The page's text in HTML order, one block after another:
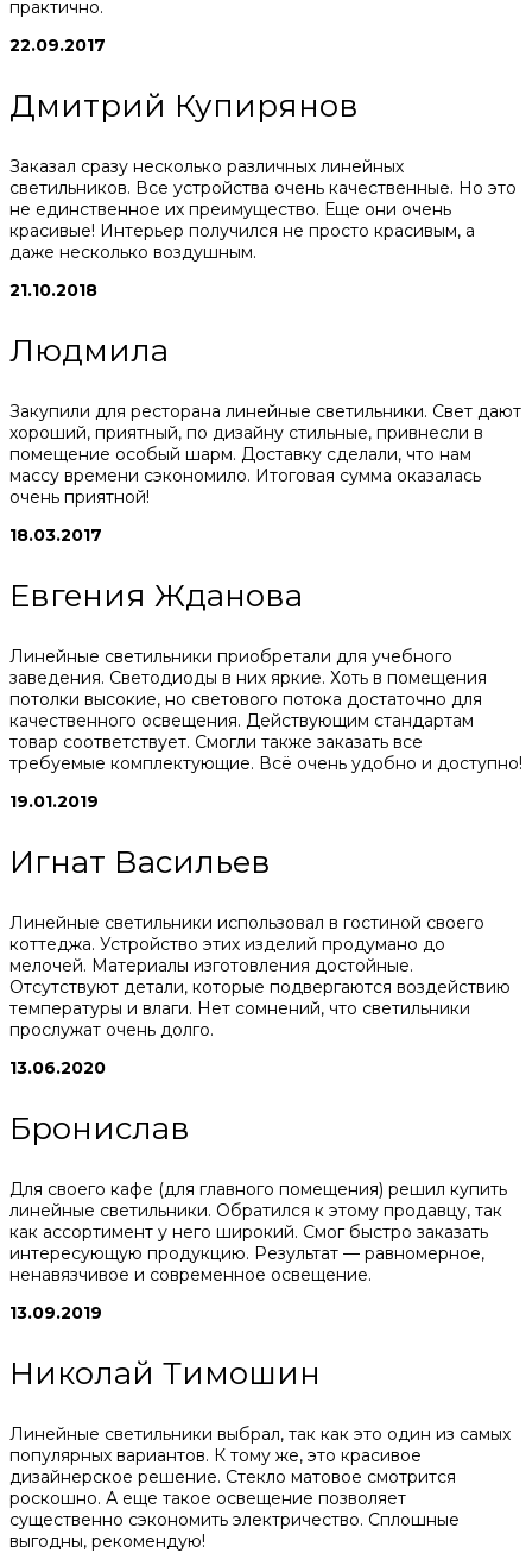
практично.
22.09.2017
Дмитрий Купирянов
Заказал сразу несколько различных линейных
светильников. Все устройства очень качественные. Но это
не единственное их преимущество. Еще они очень
красивые! Интерьер получился не просто красивым, а
даже несколько воздушным.
21.10.2018
Людмила
Закупили для ресторана линейные светильники. Свет дают
хороший, приятный, по дизайну стильные, привнесли в
помещение особый шарм. Доставку сделали, что нам
массу времени сэкономило. Итоговая сумма оказалась
очень приятной!
18.03.2017
Евгения Жданова
Линейные светильники приобретали для учебного
заведения. Светодиоды в них яркие. Хоть в помещения
потолки высокие, но светового потока достаточно для
качественного освещения. Действующим стандартам
товар соответствует. Смогли также заказать все
требуемые комплектующие. Всё очень удобно и доступно!
19.01.2019
Игнат Васильев
Линейные светильники использовал в гостиной своего
коттеджа. Устройство этих изделий продумано до
мелочей. Материалы изготовления достойные.
Отсутствуют детали, которые подвергаются воздействию
температуры и влаги. Нет сомнений, что светильники
прослужат очень долго.
13.06.2020
Бронислав
Для своего кафе (для главного помещения) решил купить
линейные светильники. Обратился к этому продавцу, так
как ассортимент у него широкий. Смог быстро заказать
интересующую продукцию. Результат — равномерное,
ненавязчивое и современное освещение.
13.09.2019
Николай Тимошин
Линейные светильники выбрал, так как это один из самых
популярных вариантов. К тому же, это красивое
дизайнерское решение. Стекло матовое смотрится
роскошно. А еще такое освещение позволяет
существенно сэкономить электричество. Сплошные
выгодны, рекомендую!